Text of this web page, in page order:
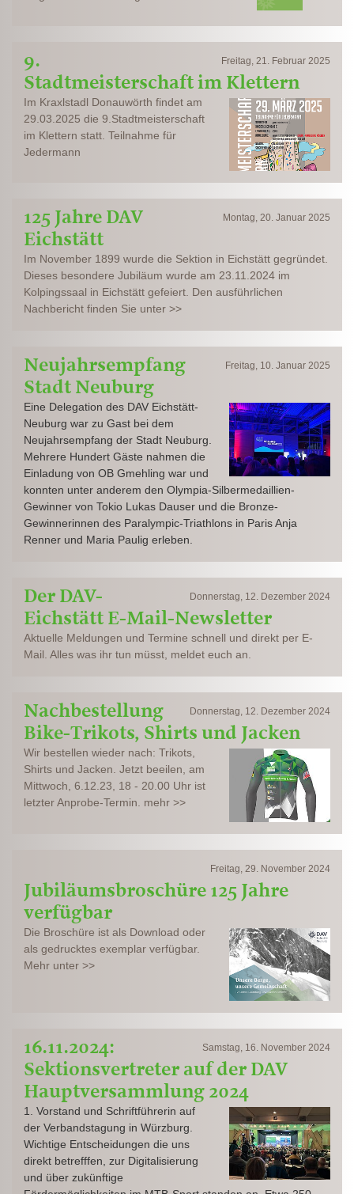
Freitag, 21. Februar 2025
9.
Stadtmeisterschaft im Klettern
Im Kraxlstadl Donauwörth findet am
29.03.2025 die 9.Stadtmeisterschaft
im Klettern statt. Teilnahme für
Jedermann
Montag, 20. Januar 2025
125 Jahre DAV
Eichstätt
Im November 1899 wurde die Sektion in Eichstätt gegründet.
Dieses besondere Jubiläum wurde am 23.11.2024 im
Kolpingssaal in Eichstätt gefeiert. Den ausführlichen
Nachbericht finden Sie unter >>
Freitag, 10. Januar 2025
Neujahrsempfang
Stadt Neuburg
Eine Delegation des DAV Eichstätt-
Neuburg war zu Gast bei dem
Neujahrsempfang der Stadt Neuburg.
Mehrere Hundert Gäste nahmen die
Einladung von OB Gmehling war und
konnten unter anderem den Olympia-Silbermedaillien-
Gewinner von Tokio Lukas Dauser und die Bronze-
Gewinnerinnen des Paralympic-Triathlons in Paris Anja
Renner und Maria Paulig erleben.
Donnerstag, 12. Dezember 2024
Der DAV-
Eichstätt E-Mail-Newsletter
Aktuelle Meldungen und Termine schnell und direkt per E-
Mail. Alles was ihr tun müsst, meldet euch an.
Donnerstag, 12. Dezember 2024
Nachbestellung
Bike-Trikots, Shirts und Jacken
Wir bestellen wieder nach: Trikots,
Shirts und Jacken. Jetzt beeilen, am
Mittwoch, 6.12.23, 18 - 20.00 Uhr ist
letzter Anprobe-Termin. mehr >>
Freitag, 29. November 2024
Jubiläumsbroschüre 125 Jahre
verfügbar
Die Broschüre ist als Download oder
als gedrucktes exemplar verfügbar.
Mehr unter >>
Samstag, 16. November 2024
16.11.2024:
Sektionsvertreter auf der DAV
Hauptversammlung 2024
1. Vorstand und Schriftführerin auf
der Verbandstagung in Würzburg.
Wichtige Entscheidungen die uns
direkt betrefffen, zur Digitalisierung
und über zukünftige